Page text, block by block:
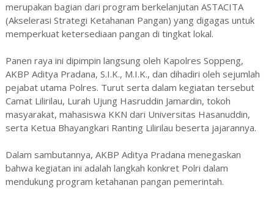
merupakan bagian dari program berkelanjutan ASTACITA
(Akselerasi Strategi Ketahanan Pangan) yang digagas untuk
memperkuat ketersediaan pangan di tingkat lokal.
Panen raya ini dipimpin langsung oleh Kapolres Soppeng,
AKBP Aditya Pradana, S.I.K., M.I.K., dan dihadiri oleh sejumlah
pejabat utama Polres. Turut serta dalam kegiatan tersebut
Camat Lilirilau, Lurah Ujung Hasruddin Jamardin, tokoh
masyarakat, mahasiswa KKN dari Universitas Hasanuddin,
serta Ketua Bhayangkari Ranting Lilirilau beserta jajarannya.
Dalam sambutannya, AKBP Aditya Pradana menegaskan
bahwa kegiatan ini adalah langkah konkret Polri dalam
mendukung program ketahanan pangan pemerintah.